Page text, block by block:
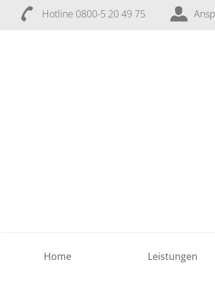
Hotline 0800-5 20 49 75
überspringen
Home Leistungen